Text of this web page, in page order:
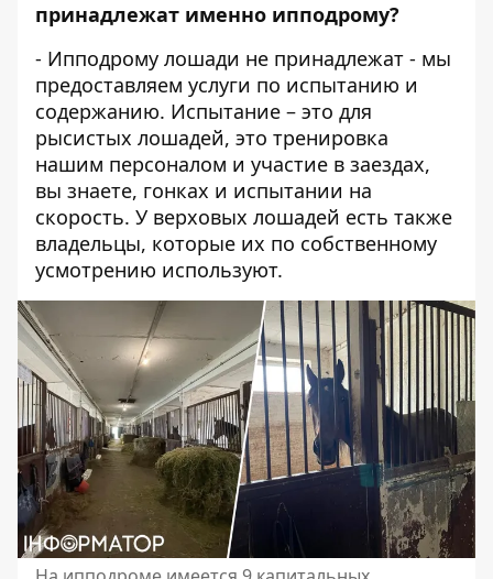
принадлежат именно ипподрому?
- Ипподрому лошади не принадлежат - мы
предоставляем услуги по испытанию и
содержанию. Испытание – это для
рысистых лошадей, это тренировка
нашим персоналом и участие в заездах,
вы знаете, гонках и испытании на
скорость. У верховых лошадей есть также
владельцы, которые их по собственному
усмотрению используют.